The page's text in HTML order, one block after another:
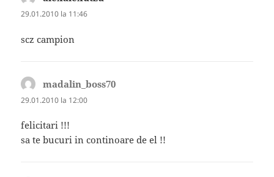
29.01.2010 la 11:46
scz campion
madalin_boss70
29.01.2010 la 12:00
felicitari !!!
sa te bucuri in continoare de el !!